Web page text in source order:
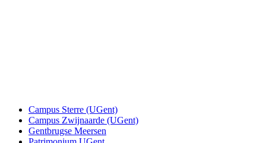
Campus Sterre (UGent)
Campus Zwijnaarde (UGent)
Gentbrugse Meersen